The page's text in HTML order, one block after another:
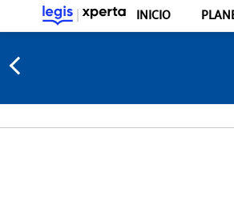
INICIO